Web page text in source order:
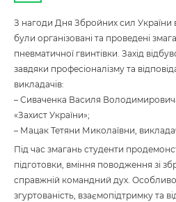
З нагоди Дня Збройних сил України
були організовані та проведені
пневматичної гвинтівки. Захід
завдяки професіоналізму та
викладачів:
– Сиваченка Василя
«Захист України»;
– Мацак Тетяни Миколаївни,
Під час змагань студенти
підготовки, вміння поводження зі
справжній командний дух.
згуртованість, взаємопідтримку та